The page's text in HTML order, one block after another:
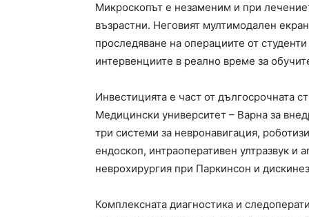
Микроскопът е незаменим и при
възрастни. Неговият мултимодален
проследяване на операциите от
интервенциите в реално време за
Инвестицията е част от дългосрочната
Медицински университет – Варна за
три системи за невронавигация,
ендоскоп, интраоперативен ултразвук и
неврохирургия при Паркинсон и
Комплексната диагностика и